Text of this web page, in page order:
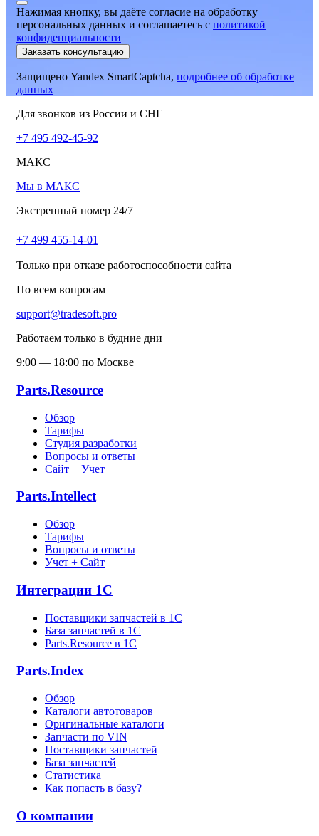
Нажимая кнопку, вы даёте согласие на обработку
персональных данных и соглашаетесь c политикой
конфиденциальности
Заказать консультацию
Защищено Yandex SmartCaptcha, подробнее об обработке
данных
Для звонков из России и СНГ
+7 495 492-45-92
МАКС
Мы в МАКС
Экстренный номер 24/7
+7 499 455-14-01
Только при отказе работоспособности сайта
По всем вопросам
support@tradesoft.pro
Работаем только в будние дни
9:00 — 18:00 по Москве
Parts.Resource
Обзор
Тарифы
Студия разработки
Вопросы и ответы
Сайт + Учет
Parts.Intellect
Обзор
Тарифы
Вопросы и ответы
Учет + Сайт
Интеграции 1С
Поставщики запчастей в 1C
База запчастей в 1С
Parts.Resource в 1C
Parts.Index
Обзор
Каталоги автотоваров
Оригинальные каталоги
Запчасти по VIN
Поставщики запчастей
База запчастей
Статистика
Как попасть в базу?
О компании